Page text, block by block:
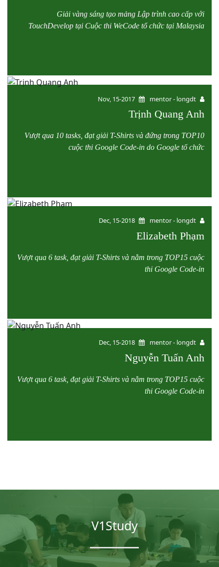
Giải vàng sáng tạo mảng Lập trình cao cấp với
TouchDevelop tại Cuộc thi WeCode tổ chức tại Malaysia
mentor - longdt
Nov, 15-2017
Trịnh Quang Anh
Vượt qua 10 tasks, đạt giải T-Shirts và đứng trong TOP10
cuộc thi Google Code-in do Google tổ chức
mentor - longdt
Dec, 15-2018
Elizabeth Phạm
Vượt qua 6 task, đạt giải T-Shirts và nằm trong TOP15 cuộc
thi Google Code-in
mentor - longdt
Dec, 15-2018
Nguyễn Tuấn Anh
Vượt qua 6 task, đạt giải T-Shirts và nằm trong TOP15 cuộc
thi Google Code-in
V1Study